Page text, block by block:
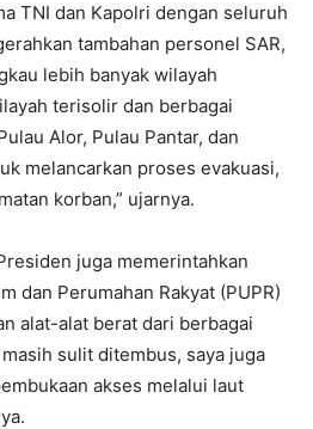
TNI dan Kapolri dengan seluruh
tambahan personel SAR,
lebih banyak wilayah
terisolir dan berbagai
Alor, Pulau Pantar, dan
melancarkan proses evakuasi,
korban,” ujarnya.
juga memerintahkan
dan Perumahan Rakyat (PUPR)
alat-alat berat dari berbagai
sulit ditembus, saya juga
akses melalui laut